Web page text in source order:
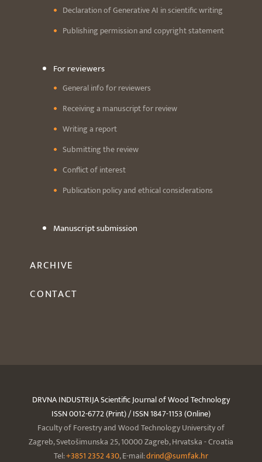
Declaration of Generative AI in scientific writing
Publishing permission and copyright statement
For reviewers
General info for reviewers
Receiving a manuscript for review
Writing a report
Submitting the review
Conflict of interest
Publication policy and ethical considerations
Manuscript submission
ARCHIVE
CONTACT
DRVNA INDUSTRIJA Scientific Journal of Wood Technology
ISSN 0012-6772 (Print) / ISSN 1847-1153 (Online)
Faculty of Forestry and Wood Technology University of
Zagreb, Svetošimunska 25, 10000 Zagreb, Hrvatska - Croatia
Tel:+3851 2352 430, E-mail:drind@sumfak.hr